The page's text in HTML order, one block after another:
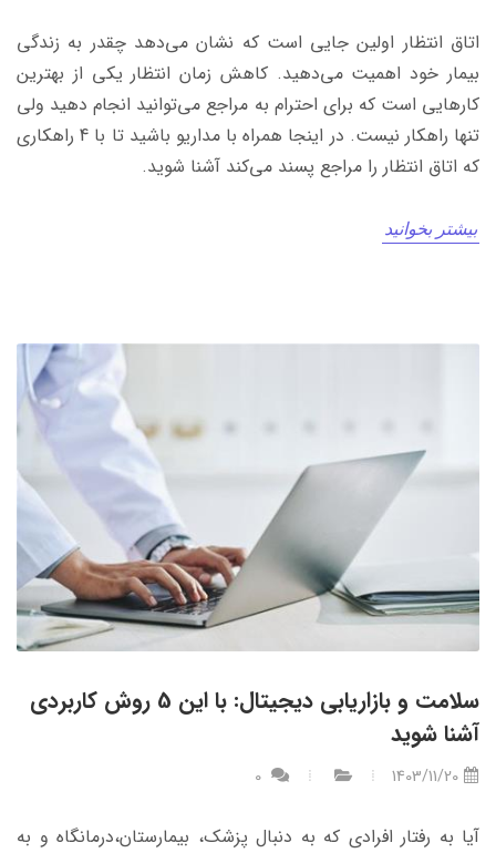
اتاق انتظار اولین جایی است که نشان می‌دهد چقدر به زندگی
بیمار خود اهمیت می‌دهید. کاهش زمان انتظار یکی از بهترین
کارهایی است که برای احترام به مراجع می‌توانید انجام دهید ولی
تنها راهکار نیست. در اینجا همراه با مداریو باشید تا با 4 راهکاری
که اتاق انتظار را مراجع پسند می‌کند آشنا شوید.
بیشتر بخوانید
سلامت و بازاریابی دیجیتال: با این 5 روش کاربردی
آشنا شوید
1403/11/20
آیا به رفتار افرادی که به دنبال پزشک، بیمارستان،‌درمانگاه و به